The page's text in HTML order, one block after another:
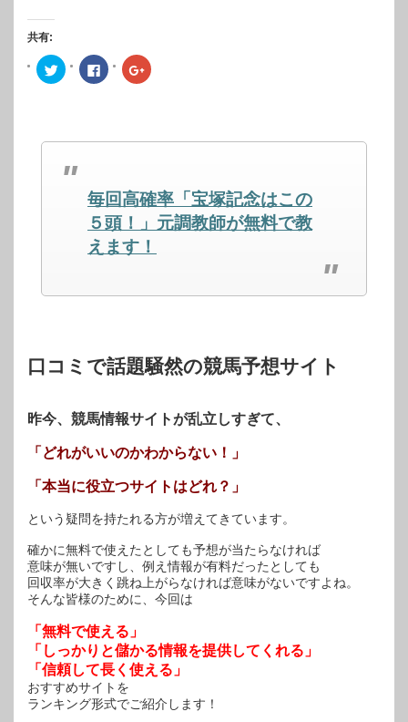
共有:
ク
リ
で
有
(新
ま
Facebook
で
は
し
て
く
だ
さ
い
ウ
開
き
ク
リ
で
い
ウ
ィ
ン
ド
ウ
ま
毎回高確率「宝塚記念はこの
５頭！」元調教師が無料で教
えます！
口コミで話題騒然の競馬予想サイト
昨今、競馬情報サイトが乱立しすぎて、
「どれがいいのかわからない！」
「本当に役立つサイトはどれ？」
という疑問を持たれる方が増えてきています。
確かに無料で使えたとしても予想が当たらなければ
意味が無いですし、例え情報が有料だったとしても
回収率が大きく跳ね上がらなければ意味がないですよね。
そんな皆様のために、今回は
「無料で使える」
「しっかりと儲かる情報を提供してくれる」
「信頼して長く使える」
おすすめサイトを
ランキング形式でご紹介します！